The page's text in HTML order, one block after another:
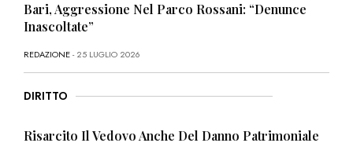
Bari, Aggressione Nel Parco Rossani: “Denunce
Inascoltate”
REDAZIONE- 25 LUGLIO 2026
DIRITTO
Risarcito Il Vedovo Anche Del Danno Patrimoniale